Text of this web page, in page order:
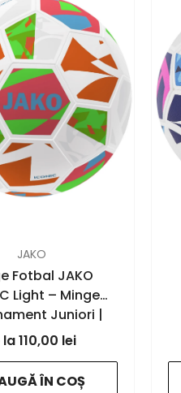
JAKO
Fotbal JAKO
Light – Minge
Juniori |
Romania
- 682
110,00 lei
ÎN COȘ